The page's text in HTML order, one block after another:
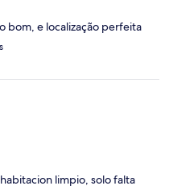
bom, e localização perfeita
limpio, solo falta